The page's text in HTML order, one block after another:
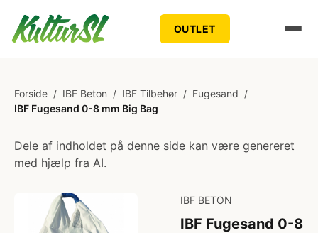
OUTLET
Forside / IBF Beton / IBF Tilbehør / Fugesand /
IBF Fugesand 0-8 mm Big Bag
Dele af indholdet på denne side kan være genereret
med hjælp fra AI.
IBF BETON
IBF Fugesand 0-8